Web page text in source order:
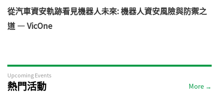
從汽車資安軌跡看見機器人未來: 機器人資安風險與防禦之
道 — VicOne
Upcoming Events
熱門活動 More →